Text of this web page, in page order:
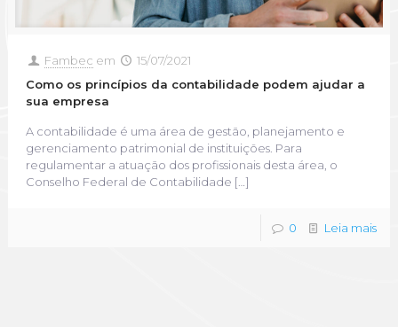
Fambec em
15/07/2021
Como os princípios da contabilidade podem ajudar a
sua empresa
A contabilidade é uma área de gestão, planejamento e
gerenciamento patrimonial de instituições. Para
regulamentar a atuação dos profissionais desta área, o
Conselho Federal de Contabilidade […]
0 Leia mais